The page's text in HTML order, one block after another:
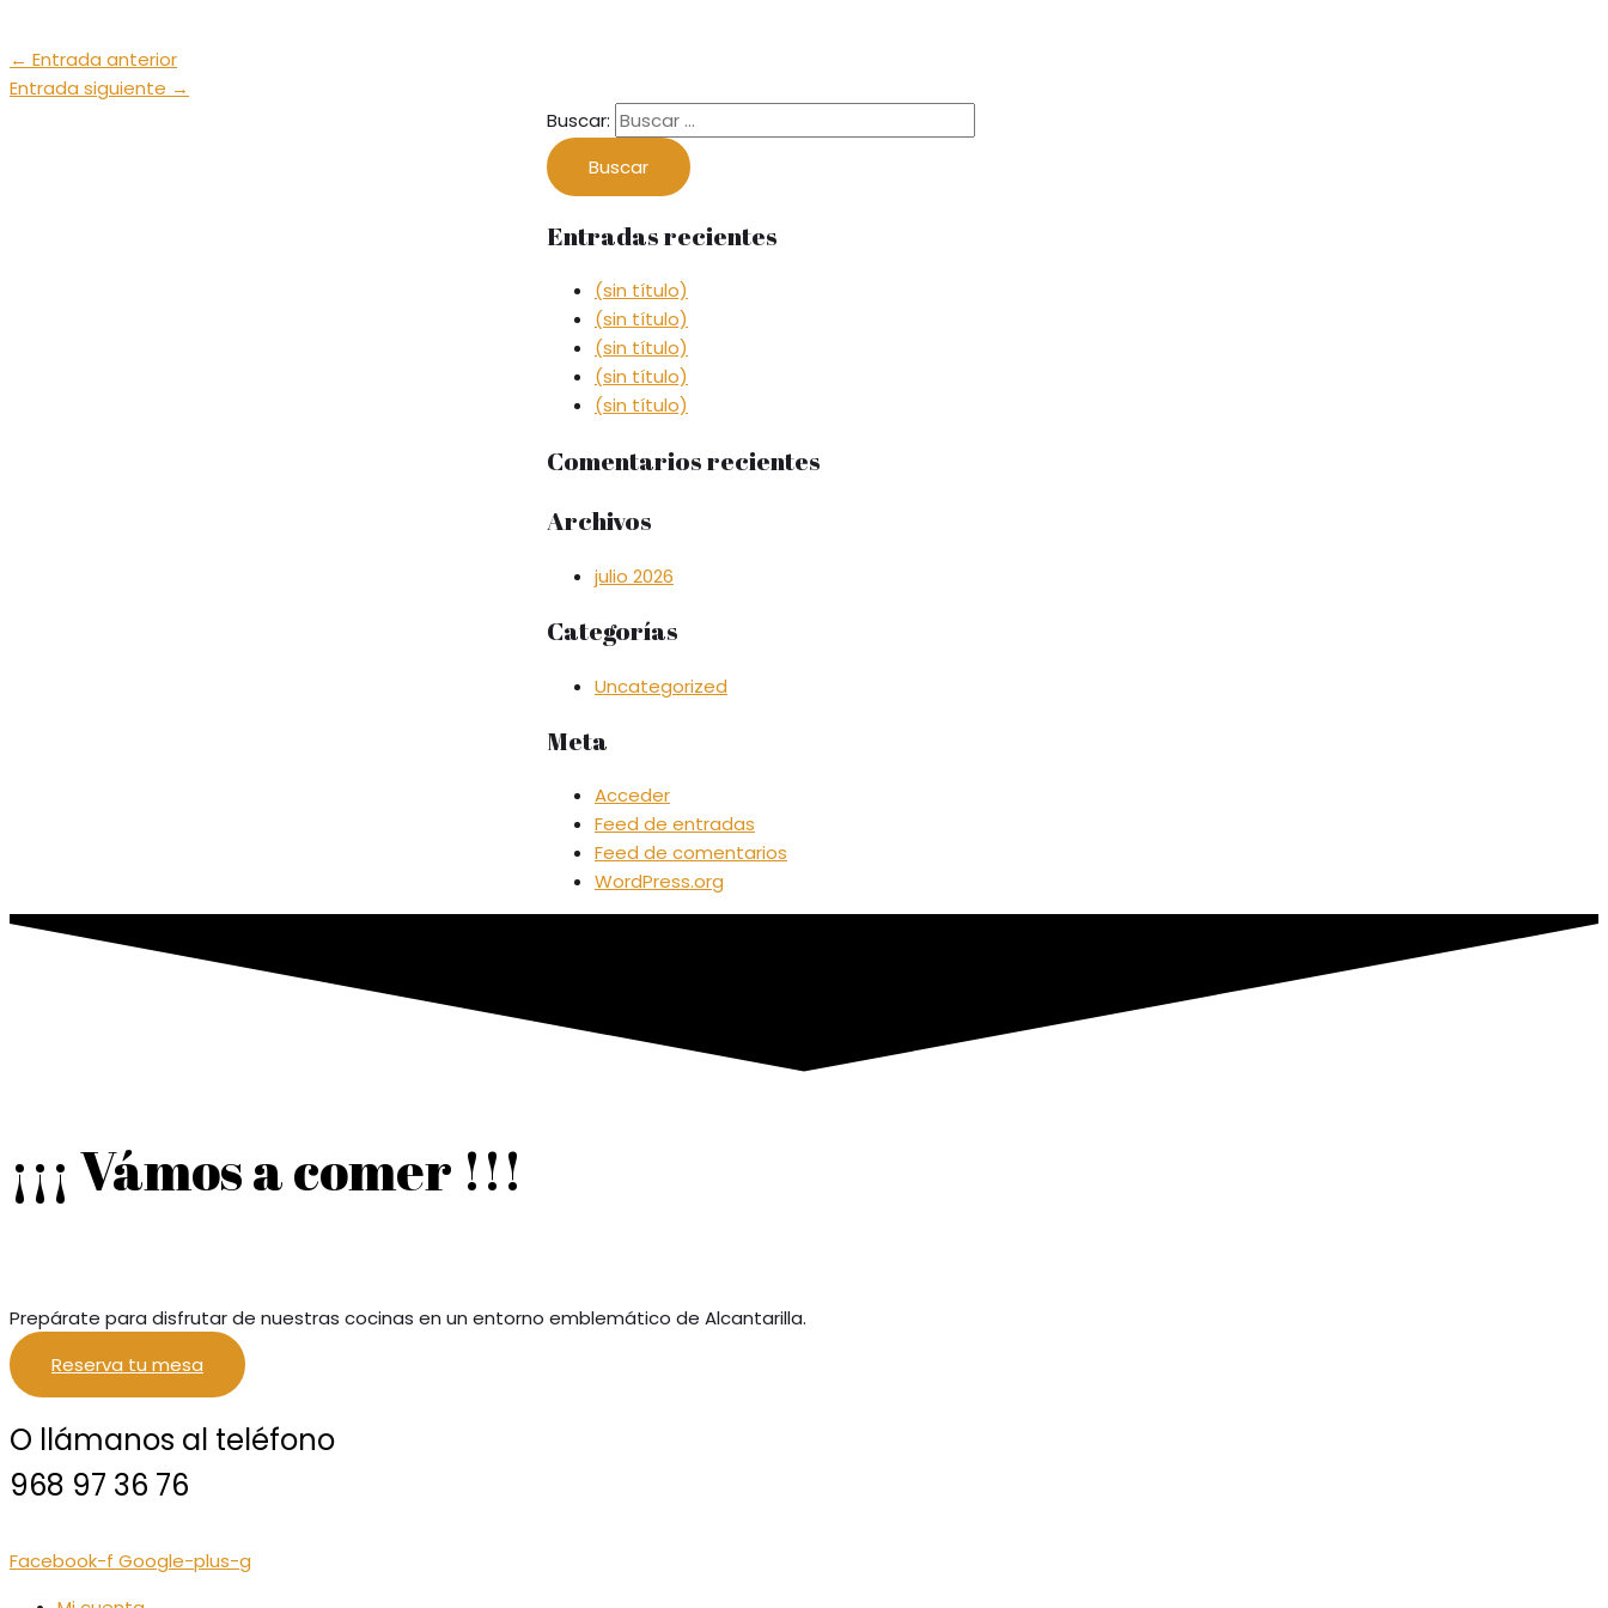
← Entrada anterior
Entrada siguiente →
Buscar:
Entradas recientes
(sin título)
(sin título)
(sin título)
(sin título)
(sin título)
Comentarios recientes
Archivos
julio 2026
Categorías
Uncategorized
Meta
Acceder
Feed de entradas
Feed de comentarios
WordPress.org
¡¡¡ Vámos a comer !!!
Prepárate para disfrutar de nuestras cocinas en un entorno emblemático de Alcantarilla.
Reserva tu mesa
O llámanos al teléfono
968 97 36 76
Facebook-f Google-plus-g